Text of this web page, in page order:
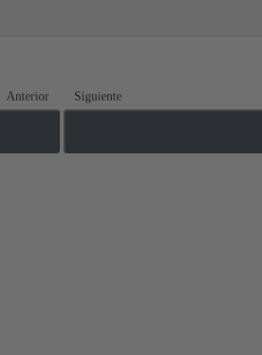
Anterior Siguiente